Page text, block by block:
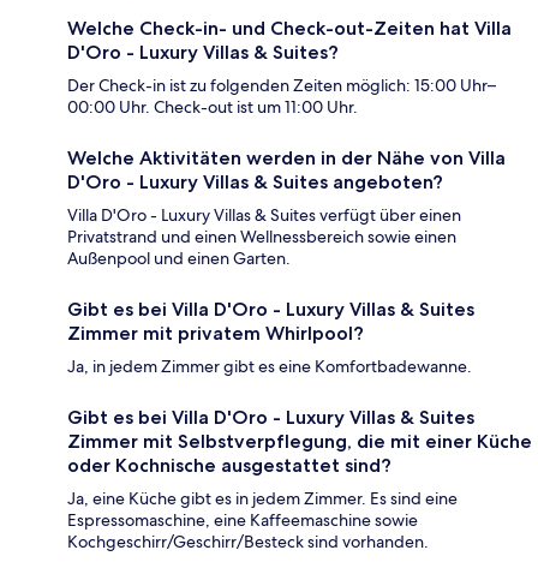
Welche Check-in- und Check-out-Zeiten hat Villa
D'Oro - Luxury Villas & Suites?
Der Check-in ist zu folgenden Zeiten möglich: 15:00 Uhr–
00:00 Uhr. Check-out ist um 11:00 Uhr.
Welche Aktivitäten werden in der Nähe von Villa
D'Oro - Luxury Villas & Suites angeboten?
Villa D'Oro - Luxury Villas & Suites verfügt über einen
Privatstrand und einen Wellnessbereich sowie einen
Außenpool und einen Garten.
Gibt es bei Villa D'Oro - Luxury Villas & Suites
Zimmer mit privatem Whirlpool?
Ja, in jedem Zimmer gibt es eine Komfortbadewanne.
Gibt es bei Villa D'Oro - Luxury Villas & Suites
Zimmer mit Selbstverpflegung, die mit einer Küche
oder Kochnische ausgestattet sind?
Ja, eine Küche gibt es in jedem Zimmer. Es sind eine
Espressomaschine, eine Kaffeemaschine sowie
Kochgeschirr/Geschirr/Besteck sind vorhanden.